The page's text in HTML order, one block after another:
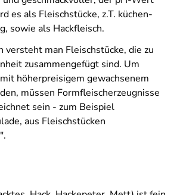
es als Fleischstücke, z.T. küchen-
sowie als Hackfleisch.
versteht man Fleischstücke, die zu
zusammengefügt sind. Um
höherpreisigem gewachsenem
müssen Formfleischerzeugnisse
sein - zum Beispiel
aus Fleischstücken